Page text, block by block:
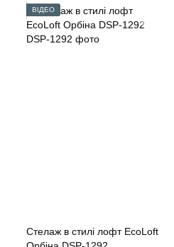
ВІДЕО
Стелаж в стилі лофт EcoLoft